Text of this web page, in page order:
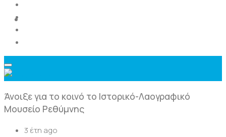
Άνοιξε για το κοινό το Ιστορικό-Λαογραφικό
Μουσείο Ρεθύμνης
3 έτη ago